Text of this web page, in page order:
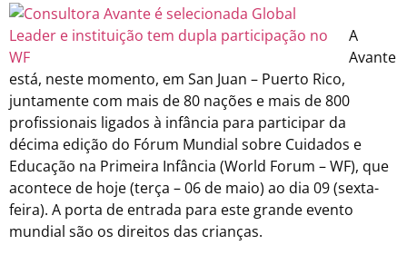
A
Avante
está, neste momento, em San Juan – Puerto Rico,
juntamente com mais de 80 nações e mais de 800
profissionais ligados à infância para participar da
décima edição do Fórum Mundial sobre Cuidados e
Educação na Primeira Infância (World Forum – WF), que
acontece de hoje (terça – 06 de maio) ao dia 09 (sexta-
feira). A porta de entrada para este grande evento
mundial são os direitos das crianças.